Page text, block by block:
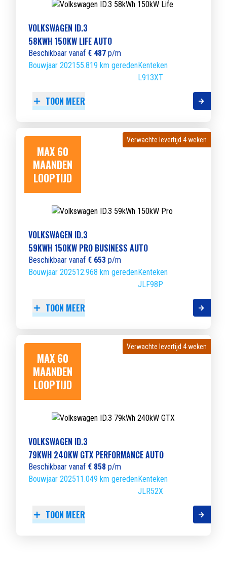
VOLKSWAGEN ID.3
58KWH 150KW LIFE AUTO
Beschikbaar vanaf € 487 p/m
Bouwjaar 202155.819 km geredenKenteken
L913XT
TOON MEER
MAX 60
MAANDEN
LOOPTIJD
Verwachte levertijd 4 weken
Verwachte levertijd 4 weken
VOLKSWAGEN ID.3
59KWH 150KW PRO BUSINESS AUTO
Beschikbaar vanaf € 653 p/m
Bouwjaar 202512.968 km geredenKenteken
JLF98P
TOON MEER
MAX 60
MAANDEN
LOOPTIJD
Verwachte levertijd 4 weken
Verwachte levertijd 4 weken
VOLKSWAGEN ID.3
79KWH 240KW GTX PERFORMANCE AUTO
Beschikbaar vanaf € 858 p/m
Bouwjaar 202511.049 km geredenKenteken
JLR52X
TOON MEER